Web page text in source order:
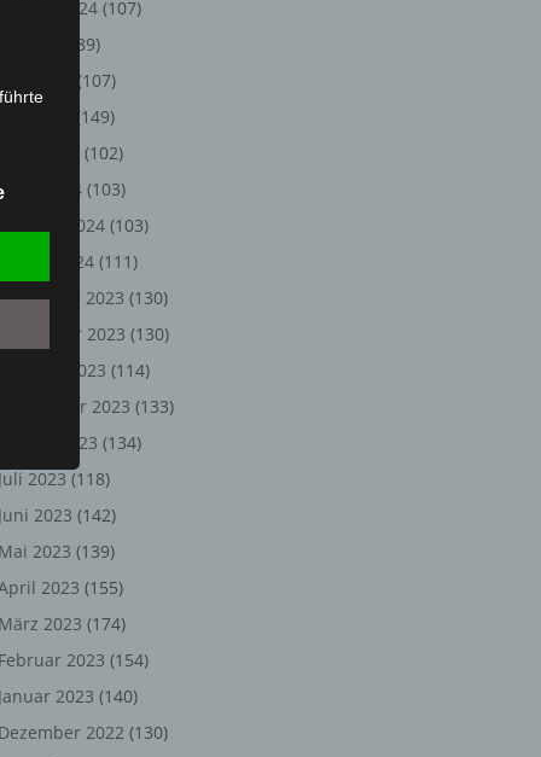
August 2024 (107)
(89)
(107)
(149)
(102)
2024 (103)
Februar 2024 (103)
Januar 2024 (111)
2023 (130)
November 2023 (130)
Oktober 2023 (114)
September 2023 (133)
August 2023 (134)
Juli 2023 (118)
Juni 2023 (142)
Mai 2023 (139)
2023 (155)
März 2023 (174)
Februar 2023 (154)
Januar 2023 (140)
Dezember 2022 (130)